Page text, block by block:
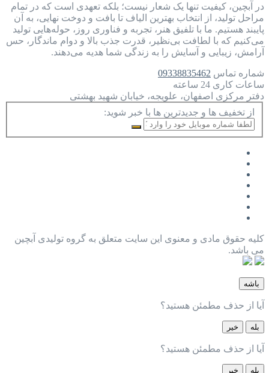
در آبچین، کیفیت تنها یک شعار نیست؛ بلکه تعهدی است که در تمام
مراحل تولید، از انتخاب بهترین الیاف تا بافت و دوخت نهایی، به آن
پایبند هستیم. ما با تلفیق هنر، تجربه و فناوری روز، حوله‌هایی تولید
می‌کنیم که با لطافت بی‌نظیر، قدرت جذب بالا و دوام ماندگار، حس
آرامش، زیبایی و آسایش را به زندگی شما هدیه می‌دهند.
شماره تماس 09338835462
ساعات کاری 24 ساعته
دفتر مرکزی اصفهان، علویجه، خیابان شهید بهشتی
از تخفیف ها و جدیدترین ها با خبر شوید:
کلیه حقوق مادی و معنوی این سایت متعلق به گروه تولیدی آبچین
می باشد.
باشه
آیا از حذف مطمئن هستید؟
بله خیر
آیا از حذف مطمئن هستید؟
بله خیر